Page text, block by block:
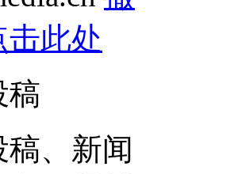
击此处
稿
稿、新闻